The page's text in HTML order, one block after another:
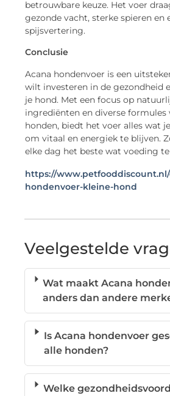
betrouwbare keuze. Het voer
gezonde vacht, sterke spieren en
spijsvertering.
Conclusie
Acana hondenvoer is een
wilt investeren in de gezondheid
je hond. Met een focus op
ingrediënten en diverse formules
honden, biedt het voer alles wat
om vitaal en energiek te blijven.
elke dag het beste wat voeding
https://
hondenvoer-kleine-hond
Veelgestelde
Wat maakt Acana
anders dan andere
Is Acana hondenvoer
alle honden?
Welke